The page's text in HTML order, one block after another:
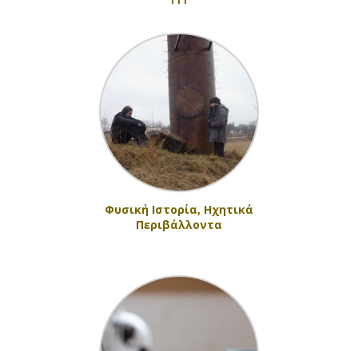
Φυσική Ιστορία, Ηχητικά
Περιβάλλοντα